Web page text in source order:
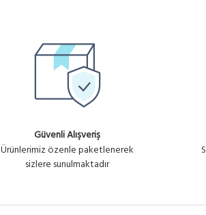
Güvenli Alışveriş
Ürünlerimiz özenle paketlenerek
sizlere sunulmaktadır